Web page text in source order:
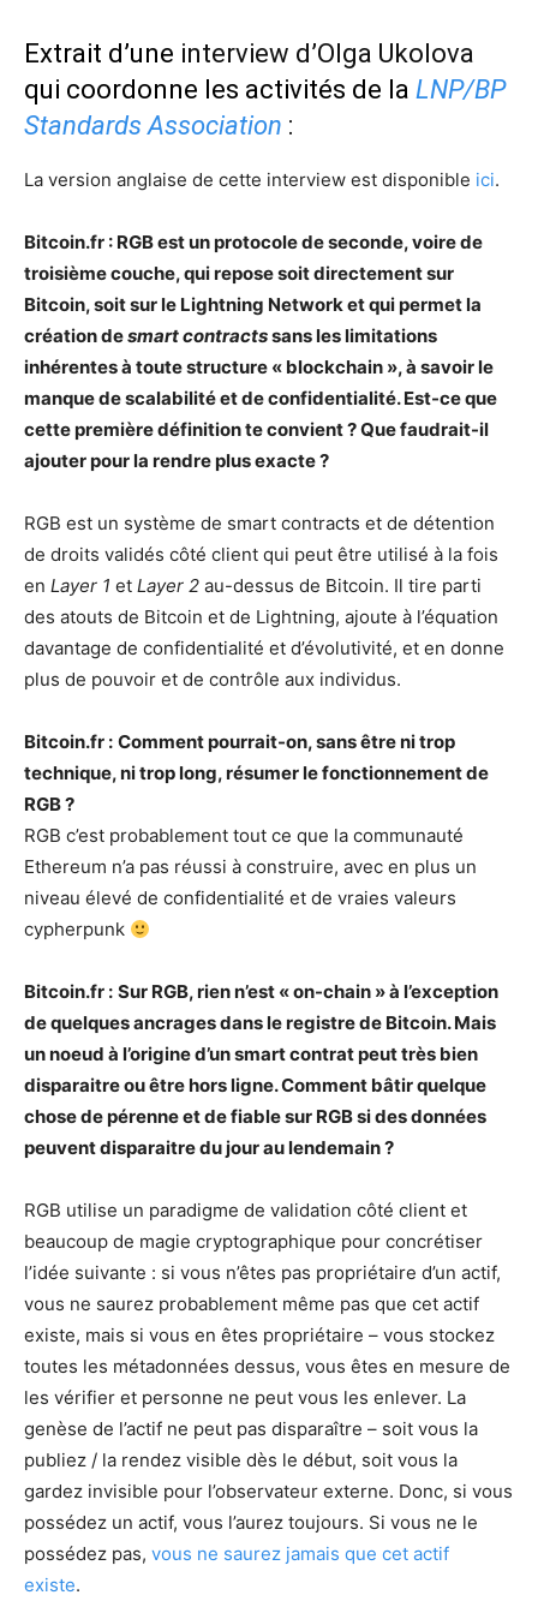
Extrait d’une interview d’Olga Ukolova
qui coordonne les activités de la LNP/BP
Standards Association :
La version anglaise de cette interview est disponible ici.
Bitcoin.fr : RGB est un protocole de seconde, voire de
troisième couche, qui repose soit directement sur
Bitcoin, soit sur le Lightning Network et qui permet la
création desmart contractssans les limitations
inhérentes à toute structure « blockchain », à savoir le
manque de scalabilité et de confidentialité. Est-ce que
cette première définition te convient ? Que faudrait-il
ajouter pour la rendre plus exacte ?
RGB est un système de smart contracts et de détention
de droits validés côté client qui peut être utilisé à la fois
en Layer 1 et Layer 2 au-dessus de Bitcoin. Il tire parti
des atouts de Bitcoin et de Lightning, ajoute à l’équation
davantage de confidentialité et d’évolutivité, et en donne
plus de pouvoir et de contrôle aux individus.
Bitcoin.fr : Comment pourrait-on, sans être ni trop
technique, ni trop long, résumer le fonctionnement de
RGB ?
RGB c’est probablement tout ce que la communauté
Ethereum n’a pas réussi à construire, avec en plus un
niveau élevé de confidentialité et de vraies valeurs
cypherpunk
Bitcoin.fr : Sur RGB, rien n’est « on-chain » à l’exception
de quelques ancrages dans le registre de Bitcoin. Mais
un noeud à l’origine d’un smart contrat peut très bien
disparaitre ou être hors ligne. Comment bâtir quelque
chose de pérenne et de fiable sur RGB si des données
peuvent disparaitre du jour au lendemain ?
RGB utilise un paradigme de validation côté client et
beaucoup de magie cryptographique pour concrétiser
l’idée suivante : si vous n’êtes pas propriétaire d’un actif,
vous ne saurez probablement même pas que cet actif
existe, mais si vous en êtes propriétaire – vous stockez
toutes les métadonnées dessus, vous êtes en mesure de
les vérifier et personne ne peut vous les enlever. La
genèse de l’actif ne peut pas disparaître – soit vous la
publiez / la rendez visible dès le début, soit vous la
gardez invisible pour l’observateur externe. Donc, si vous
possédez un actif, vous l’aurez toujours. Si vous ne le
possédez pas, vous ne saurez jamais que cet actif
existe.